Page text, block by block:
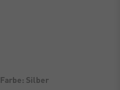
Farbe: Silber